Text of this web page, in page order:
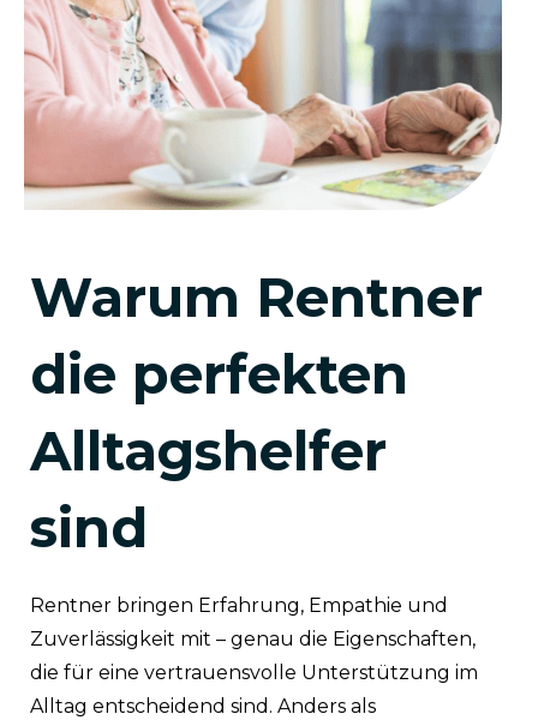
Warum Rentner
die perfekten
Alltagshelfer
sind
Rentner bringen Erfahrung, Empathie und
Zuverlässigkeit mit – genau die Eigenschaften,
die für eine vertrauensvolle Unterstützung im
Alltag entscheidend sind. Anders als